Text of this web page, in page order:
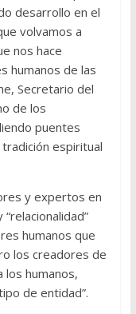
desarrollo en el
volvamos a
nos hace
humanos de las
Secretario del
de los
puentes
espiritual
y expertos en
humanos que
los creadores de
humanos,
de entidad”.